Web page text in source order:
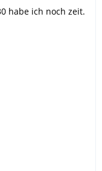
habe ich noch zeit.